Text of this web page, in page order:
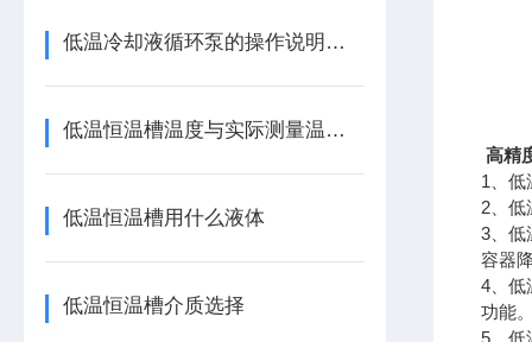
低温冷却液循环泵的操作说明和注意事项
低温恒温槽温度与实际测量温度误差允许范围
低温恒温槽用什么液体
低温恒温槽介质选择
高精
1、低
2、低
3、低
容器
4、低
功能
5、低